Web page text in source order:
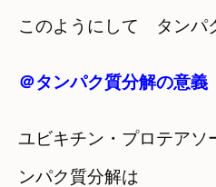
このようにして タンパ
＠タンパク質分解の意義
ユビキチン・プロテアソ
ンパク質分解は